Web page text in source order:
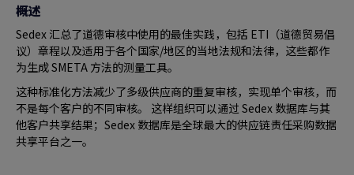
概述
Sedex 汇总了道德审核中使用的最佳实践，包括 ETI（道德贸易倡
议）章程以及适用于各个国家/地区的当地法规和法律，这些都作
为生成 SMETA 方法的测量工具。
这种标准化方法减少了多级供应商的重复审核，实现单个审核，而
不是每个客户的不同审核。 这样组织可以通过 Sedex 数据库与其
他客户共享结果；Sedex 数据库是全球最大的供应链责任采购数据
共享平台之一。